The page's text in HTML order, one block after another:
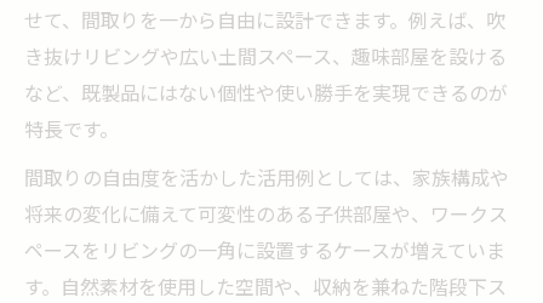
せて、間取りを一から自由に設計できます。例えば、吹
き抜けリビングや広い土間スペース、趣味部屋を設ける
など、既製品にはない個性や使い勝手を実現できるのが
特長です。
間取りの自由度を活かした活用例としては、家族構成や
将来の変化に備えて可変性のある子供部屋や、ワークス
ペースをリビングの一角に設置するケースが増えていま
す。自然素材を使用した空間や、収納を兼ねた階段下ス